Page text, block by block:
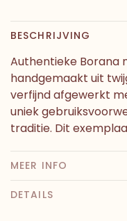
BESCHRIJVING
Authentieke Borana
handgemaakt uit
verfijnd afgewerkt
uniek
traditie. Dit
MEER INFO
DETAILS